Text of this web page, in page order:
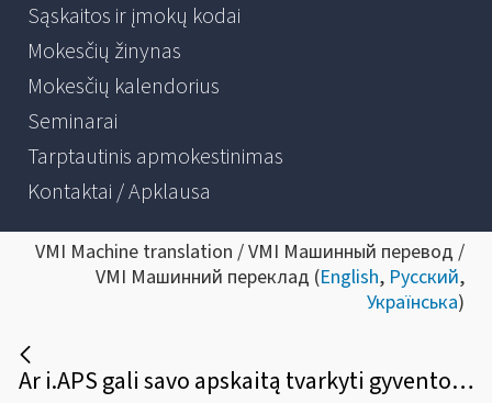
Sąskaitos ir įmokų kodai
Mokesčių žinynas
Mokesčių kalendorius
Seminarai
Tarptautinis apmokestinimas
Kontaktai / Apklausa
VMI Machine translation / VMI Машинный перевод /
VMI Машинний переклад (English, Русский,
Українська)
Ar i.APS gali savo apskaitą tvarkyti gyventojas, turintis tuo pačiu laikotarpiu verslo liudijimą ir individualią veiklą pagal pažymą?